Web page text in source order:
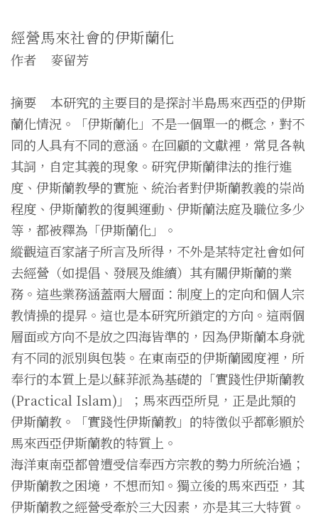
經營馬來社會的伊斯蘭化
作者 麥留芳
摘要 本研究的主要目的是探討半島馬來西亞的伊斯
蘭化情況。「伊斯蘭化」不是一個單一的概念，對不
同的人具有不同的意涵。在回顧的文獻裡，常見各執
其詞，自定其義的現象。研究伊斯蘭律法的推行進
度、伊斯蘭教學的實施、統治者對伊斯蘭教義的崇尚
程度、伊斯蘭教的復興運動、伊斯蘭法庭及職位多少
等，都被釋為「伊斯蘭化」。
縱觀這百家諸子所言及所得，不外是某特定社會如何
去經營（如提倡、發展及維續）其有關伊斯蘭的業
務。這些業務涵蓋兩大層面：制度上的定向和個人宗
教情操的提昇。這也是本研究所鎖定的方向。這兩個
層面或方向不是放之四海皆準的，因為伊斯蘭本身就
有不同的派別與包裝。在東南亞的伊斯蘭國度裡，所
奉行的本質上是以蘇菲派為基礎的「實踐性伊斯蘭教
(Practical Islam)」；馬來西亞所見，正是此類的
伊斯蘭教。「實踐性伊斯蘭教」的特徵似乎都彰顥於
馬來西亞伊斯蘭教的特質上。
海洋東南亞都曾遭受信奉西方宗教的勢力所統治過；
伊斯蘭教之困境，不想而知。獨立後的馬來西亞，其
伊斯蘭教之經營受牽於三大因素，亦是其三大特質。